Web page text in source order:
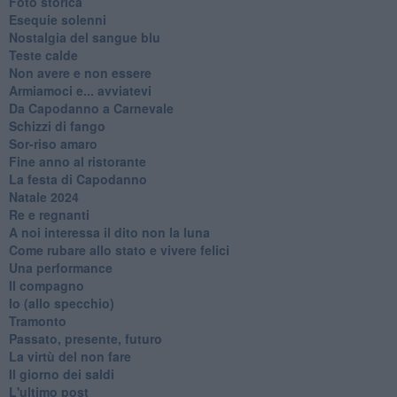
Esequie solenni
Nostalgia del sangue blu
Teste calde
Non avere e non essere
Armiamoci e... avviatevi
Da Capodanno a Carnevale
Schizzi di fango
Sor-riso amaro
Fine anno al ristorante
La festa di Capodanno
Natale 2024
Re e regnanti
A noi interessa il dito non la luna
Come rubare allo stato e vivere felici
Una performance
Il compagno
​Io (allo specchio)
Tramonto
Passato, presente, futuro
La virtù del non fare
Il giorno dei saldi
L'ultimo post